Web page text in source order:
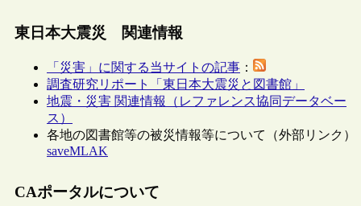
東日本大震災 関連情報
「災害」に関する当サイトの記事 ：
調査研究リポート「東日本大震災と図書館」
地震・災害 関連情報（レファレンス協同データベー
ス）
各地の図書館等の被災情報等について（外部リンク）
saveMLAK
CAポータルについて